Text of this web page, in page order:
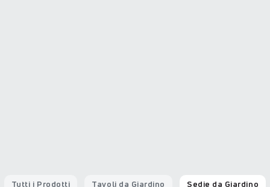
Tutti i Prodotti Tavoli da Giardino Sedie da Giardino